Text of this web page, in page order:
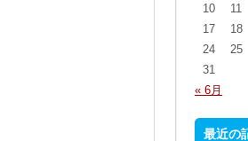
10
11
17
18
24
25
31
« 6月
最近の